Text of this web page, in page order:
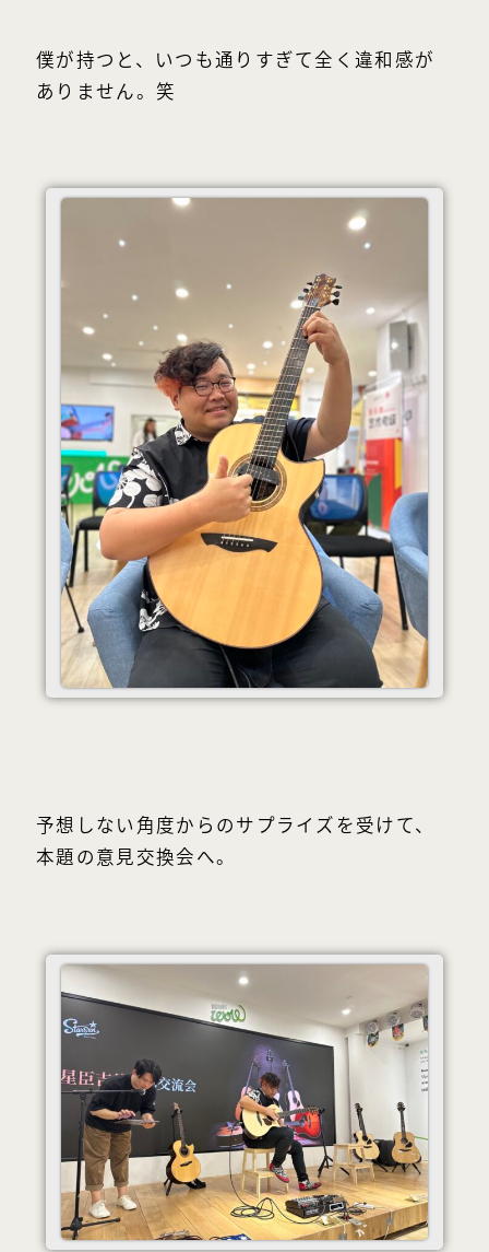
僕が持つと、いつも通りすぎて全く違和感が
ありません。笑
予想しない角度からのサプライズを受けて、
本題の意見交換会へ。